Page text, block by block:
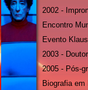
2002 -
Encontro
Evento
2003 -
2005 - Pós-
Biografia em